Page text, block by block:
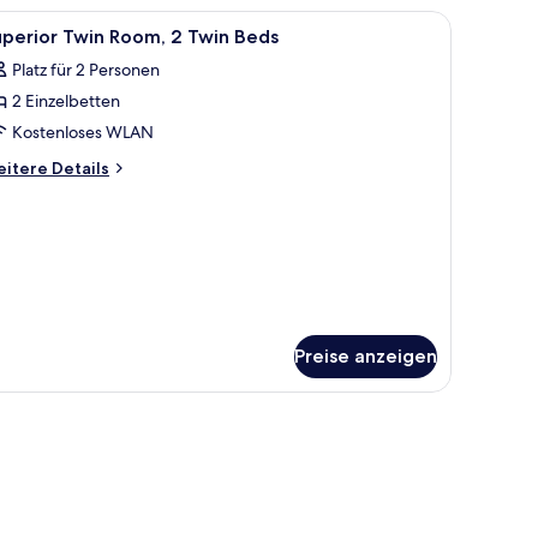
Einzelbetten
und einem Bild an der Wand.Ein Hotelzimmer mit einem großen Bett,
4 Twin Room, 2 Twin Beds
Platz für 2 Personen
2 Einzelbetten
Kostenloses WLAN
Details
Preise anzeigen